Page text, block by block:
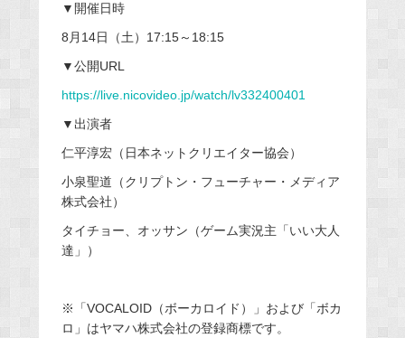
▼開催日時
8月14日（土）17:15～18:15
▼公開URL
https://live.nicovideo.jp/watch/lv332400401
▼出演者
仁平淳宏（日本ネットクリエイター協会）
小泉聖道（クリプトン・フューチャー・メディア
株式会社）
タイチョー、オッサン（ゲーム実況主「いい大人
達」）
※「VOCALOID（ボーカロイド）」および「ボカ
ロ」はヤマハ株式会社の登録商標です。